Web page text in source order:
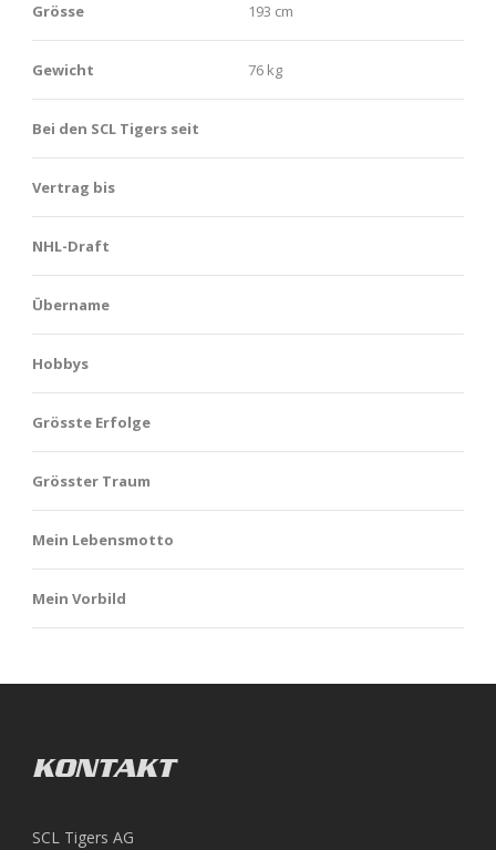
Grösse 193 cm
Gewicht 76 kg
Bei den SCL Tigers seit
Vertrag bis
NHL-Draft
Übername
Hobbys
Grösste Erfolge
Grösster Traum
Mein Lebensmotto
Mein Vorbild
KONTAKT
SCL Tigers AG